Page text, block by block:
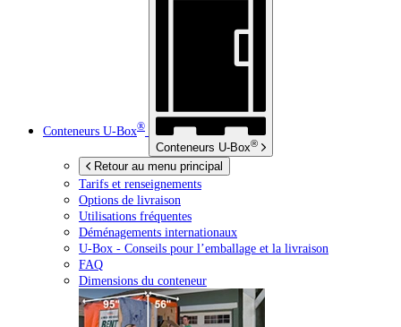
Conteneurs U-Box®
Conteneurs U-Box®
Retour au menu principal
Tarifs et renseignements
Options de livraison
Utilisations fréquentes
Déménagements internationaux
U-Box - Conseils pour l’emballage et la livraison
FAQ
Dimensions du conteneur